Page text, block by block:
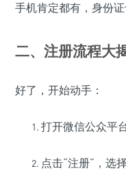
手机肯定都有，身份证
二、注册流程大
好了，开始动手：
打开微信公众平
点击“注册”，选